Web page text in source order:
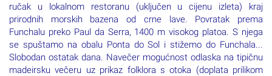
ručak u lokalnom restoranu (uključen u cijenu izleta) kraj
prirodnih morskih bazena od crne lave. Povratak prema
Funchalu preko Paul da Serra, 1400 m visokog platoa. S njega
se spuštamo na obalu Ponta do Sol i stižemo do Funchala...
Slobodan ostatak dana. Navečer mogućnost odlaska na tipičnu
madeirsku večeru uz prikaz folklora s otoka (doplata prilikom